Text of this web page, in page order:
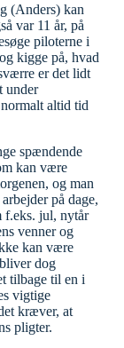
(Anders) kan
var 11 år, på
piloterne i
kigge på, hvad
er det lidt
under
altid tid
spændende
kan være
og man
på dage,
f.eks. jul, nytår
venner og
kan være
dog
tilbage til en i
vigtige
kræver, at
pligter.